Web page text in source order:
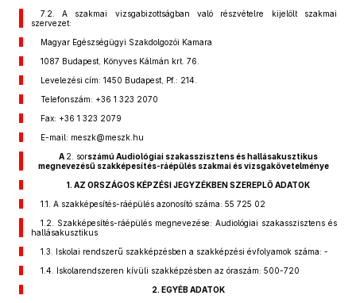
7.2. A szakmai vizsgabizottságban való részvételre kijelölt szakmai
szervezet:
Magyar Egészségügyi Szakdolgozói Kamara
1087 Budapest, Könyves Kálmán krt. 76.
Levelezési cím: 1450 Budapest, Pf.: 214.
Telefonszám: +36 1 323 2070
Fax: +36 1 323 2079
E-mail: meszk@meszk.hu
A 2. sorszámú Audiológiai szakasszisztens és hallásakusztikus
megnevezésű szakképesítés-ráépülés szakmai és vizsgakövetelménye
1. AZ ORSZÁGOS KÉPZÉSI JEGYZÉKBEN SZEREPLŐ ADATOK
1.1. A szakképesítés-ráépülés azonosító száma: 55 725 02
1.2. Szakképesítés-ráépülés megnevezése: Audiológiai szakasszisztens és
hallásakusztikus
1.3. Iskolai rendszerű szakképzésben a szakképzési évfolyamok száma: -
1.4. Iskolarendszeren kívüli szakképzésben az óraszám: 500-720
2. EGYÉB ADATOK